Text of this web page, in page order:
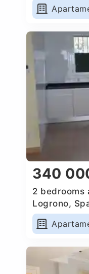
340
2 bedrooms
Logrono,